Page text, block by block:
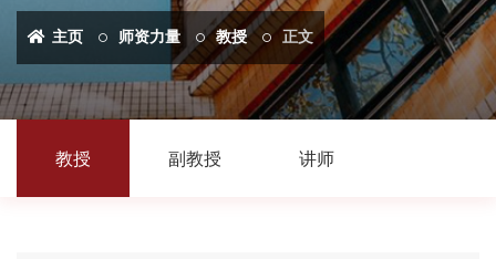
主页 师资力量 教授 正文
教授 副教授 讲师